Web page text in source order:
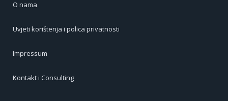
O nama
Uvjeti korištenja i polica privatnosti
Impressum
Kontakt i Consulting